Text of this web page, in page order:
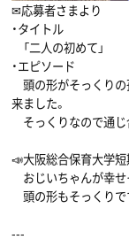
✉応募者さまより
・タイトル
「二人の初めて」
・エピソード
頭の形がそっくり
来ました。
そっくりなので通じ
📣大阪総合保育大学
おじいちゃんが幸せ
頭の形もそっくり
---